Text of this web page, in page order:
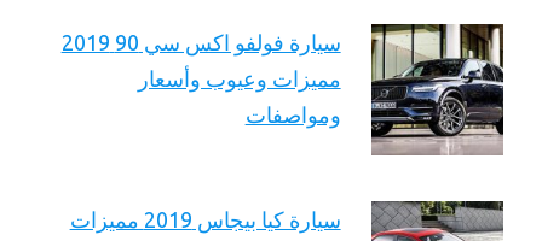
سيارة فولفو اكس سي 90 2019
مميزات وعيوب وأسعار
ومواصفات
سيارة كيا بيجاس 2019 مميزات